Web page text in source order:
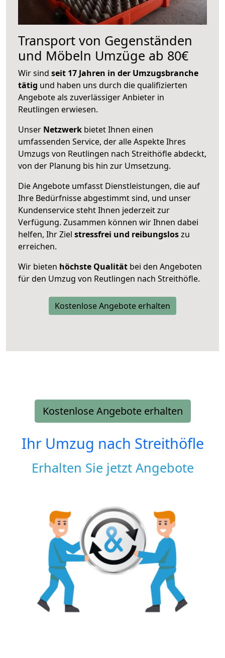
Transport von Gegenständen
und Möbeln Umzüge ab 80€
Wir sind seit 17 Jahren in der Umzugsbranche
tätig und haben uns durch die qualifizierten
Angebote als zuverlässiger Anbieter in
Reutlingen erwiesen.
Unser Netzwerk bietet Ihnen einen
umfassenden Service, der alle Aspekte Ihres
Umzugs von Reutlingen nach Streithöfle abdeckt,
von der Planung bis hin zur Umsetzung.
Die Angebote umfasst Dienstleistungen, die auf
Ihre Bedürfnisse abgestimmt sind, und unser
Kundenservice steht Ihnen jederzeit zur
Verfügung. Zusammen können wir Ihnen dabei
helfen, Ihr Ziel stressfrei und reibungsloszu
erreichen.
Wir bieten höchste Qualität bei den Angeboten
für den Umzug von Reutlingen nach Streithöfle.
Kostenlose Angebote erhalten
Kostenlose Angebote erhalten
Ihr Umzug nach Streithöfle
Erhalten Sie jetzt Angebote